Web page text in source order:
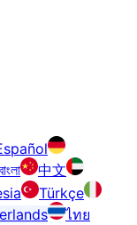
中文
Türkçe
ไทย